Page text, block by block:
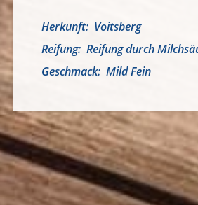
Herkunft Voitsberg
Reifung Reifung durch
Geschmack Mild Fein